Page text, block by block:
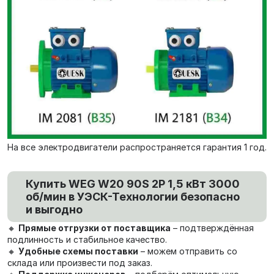
На все электродвигатели распространяется гарантия 1 год.
Купить WEG W20 90S 2P 1,5 кВт 3000
об/мин в УЭСК-Технологии безопасно
и выгодно
🔸 Прямые отгрузки от поставщика – подтверждённая
подлинность и стабильное качество.
🔸 Удобные схемы поставки – можем отправить со
склада или произвести под заказ.